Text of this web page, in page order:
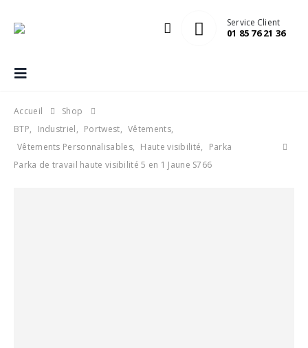
Service Client
01 85 76 21 36
Accueil
Shop
BTP, Industriel, Portwest, Vêtements,
Vêtements Personnalisables, Haute visibilité,
Parka
Parka de travail haute visibilité 5 en 1 Jaune S766